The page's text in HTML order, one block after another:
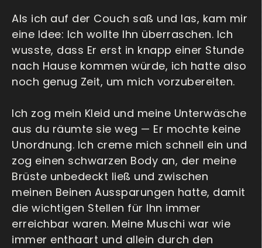
Als ich auf der Couch saß und las, kam mir
eine Idee: Ich wollte Ihn überraschen. Ich
wusste, dass Er erst in knapp einer Stunde
nach Hause kommen würde, ich hatte also
noch genug Zeit, um mich vorzubereiten.
Ich zog mein Kleid und meine Unterwäsche
aus du räumte sie weg — Er mochte keine
Unordnung. Ich creme mich schnell ein und
zog einen schwarzen Body an, der meine
Brüste unbedeckt ließ und zwischen
meinen Beinen Aussparungen hatte, damit
die wichtigen Stellen für Ihn immer
erreichbar waren. Meine Muschi war wie
immer enthaart und allein durch den